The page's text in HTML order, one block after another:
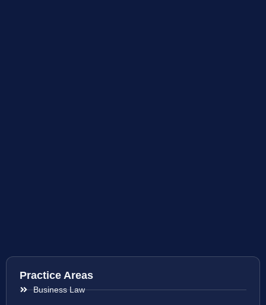
Practice Areas
Business Law